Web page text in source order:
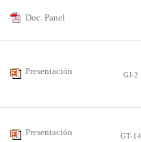
Doc. Panel
Presentación GJ-2
Presentación GT-14